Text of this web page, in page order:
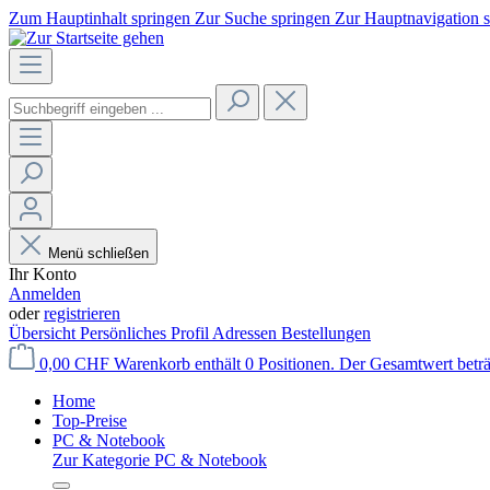
Zum Hauptinhalt springen Zur Suche springen Zur Hauptnavigation
Menü schließen
Ihr Konto
Anmelden
oderregistrieren
Übersicht Persönliches Profil Adressen Bestellungen
0,00 CHF Warenkorb enthält 0 Positionen. Der Gesamtwert
Home
Top-Preise
PC & Notebook
Zur Kategorie PC & Notebook